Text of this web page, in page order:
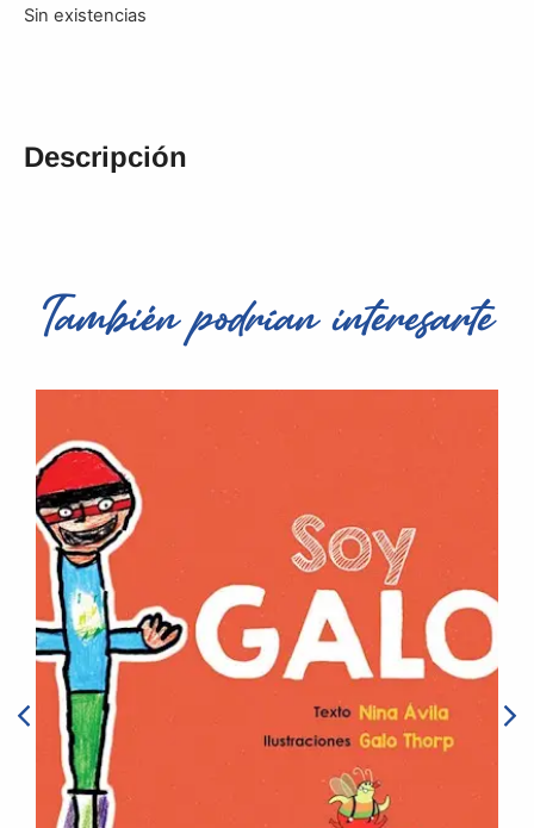
Sin existencias
Descripción
También podrían interesarte